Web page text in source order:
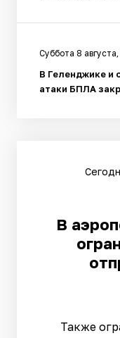
Суббота 8
В Геленджике и
атаки БПЛА
В
Также